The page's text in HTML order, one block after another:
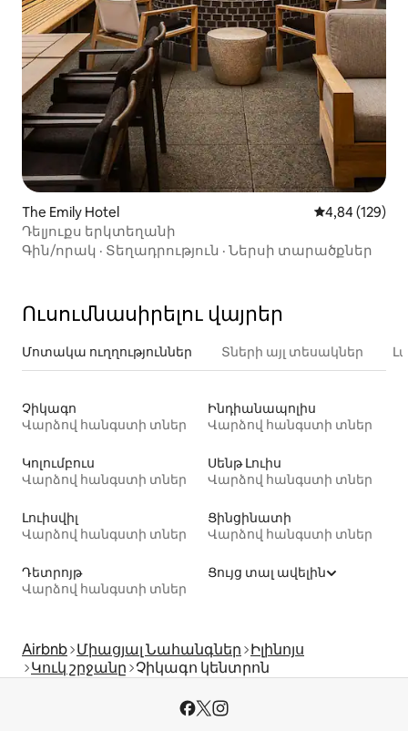
The Emily Hotel Միջին
4,84 (129)
Դելյուքս երկտեղանի
Գին/որակ · Տեղադրություն · Ներսի տարածքներ
Ուսումնասիրելու վայրեր
Մոտակա ուղղություններ Տների այլ տեսակներ
Չիկագո
Վարձով հանգստի տներ
Ինդիանապոլիս
Վարձով հանգստի տներ
Կոլումբուս
Վարձով հանգստի տներ
Սենթ Լուիս
Վարձով հանգստի տներ
Լուիսվիլ
Վարձով հանգստի տներ
Ցինցինատի
Վարձով հանգստի տներ
Դետրոյթ
Վարձով հանգստի տներ
Ցույց տալ ավելին
Airbnb Միացյալ Նահանգներ Իլինոյս
Կուկ շրջանը Չիկագո կենտրոն